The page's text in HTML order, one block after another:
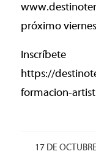
próximo
https://
formacion-
17 DE